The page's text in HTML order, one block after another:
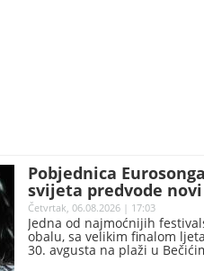
Pobjednica
svijeta predvode
finale ljeta u Budvi
Četvrtak, 06.08.2026 | 17:03
Jedna od najmoćnijih
obalu, sa velikim finalom
30. avgusta na plaži u